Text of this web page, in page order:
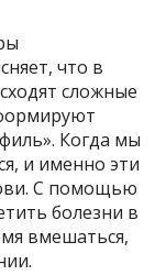
что в
сложные
Когда мы
и именно эти
С помощью
болезни в
вмешаться,